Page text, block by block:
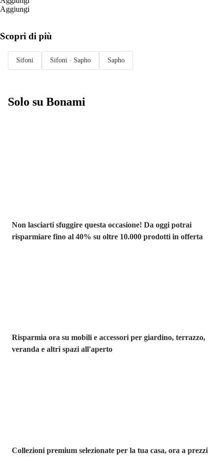
Aggiungi
Scopri di più
Sifoni Sifoni · Sapho Sapho
Solo su Bonami
Non lasciarti sfuggire questa occasione! Da oggi potrai
risparmiare fino al 40% su oltre 10.000 prodotti in offerta
Risparmia ora su mobili e accessori per giardino, terrazzo,
veranda e altri spazi all'aperto
Collezioni premium selezionate per la tua casa, ora a prezzi